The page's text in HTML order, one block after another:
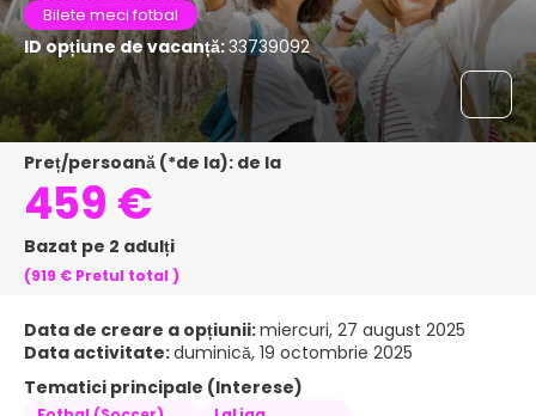
Bilete meci fotbal
ID opțiune de vacanță:33739092
Preț/persoană (*de la): de la
459 €
Bazat pe 2 adulți
(919 € Pretul total )
Data de creare a opțiunii:miercuri, 27 august 2025
Data activitate:duminică, 19 octombrie 2025
Tematici principale (Interese)